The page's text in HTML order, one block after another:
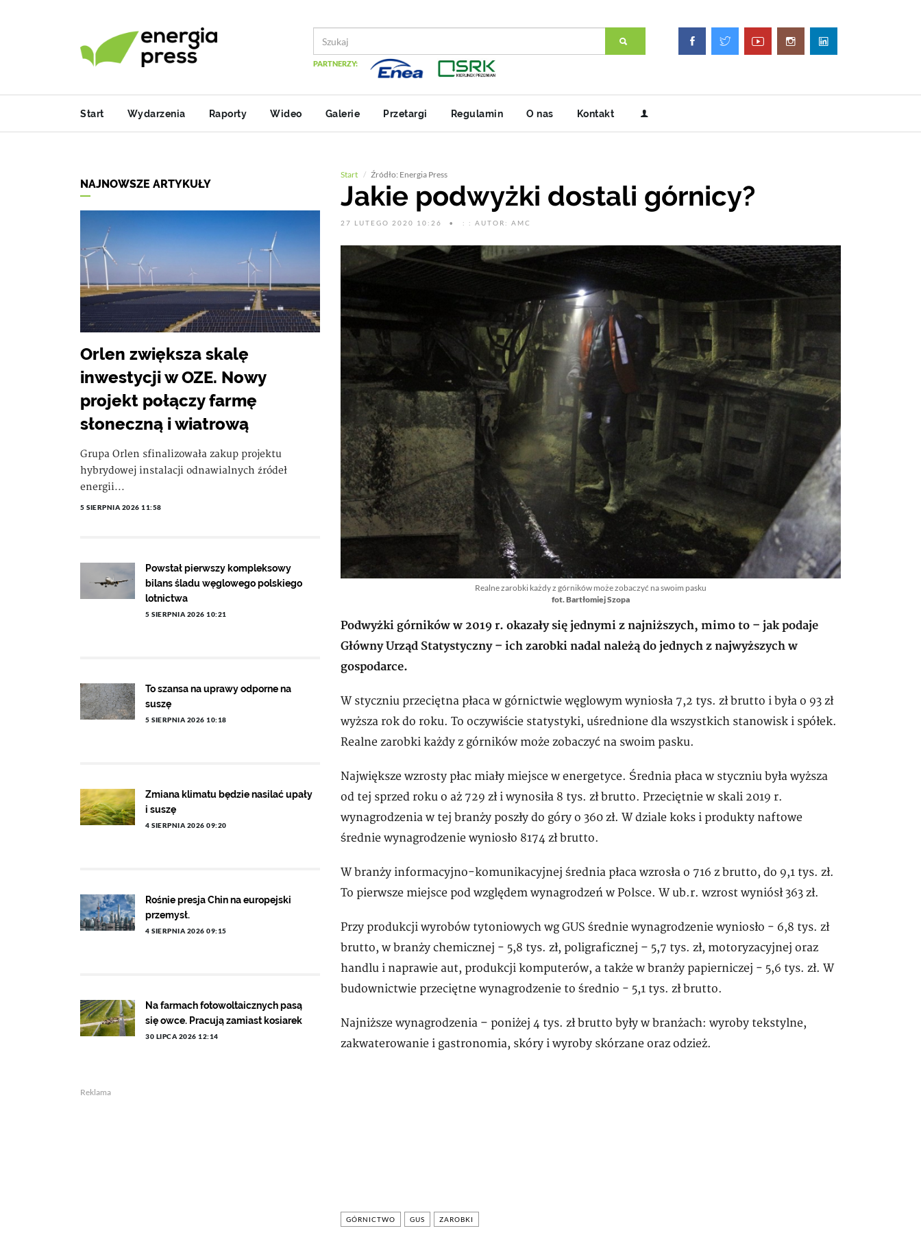
PARTNERZY:
Start Wydarzenia Raporty Wideo Galerie Przetargi Regulamin O nas Kontakt
Start Źródło: Energia Press
Jakie podwyżki dostali górnicy?
27 LUTEGO 2020 10:26 : : AUTOR: AMC
Realne zarobki każdy z górników może zobaczyć na swoim pasku
fot. Bartłomiej Szopa
Podwyżki górników w 2019 r. okazały się jednymi z najniższych, mimo to – jak podaje
Główny Urząd Statystyczny – ich zarobki nadal należą do jednych z najwyższych w
gospodarce.
W styczniu przeciętna płaca w górnictwie węglowym wyniosła 7,2 tys. zł brutto i była o 93 zł
wyższa rok do roku. To oczywiście statystyki, uśrednione dla wszystkich stanowisk i spółek.
Realne zarobki każdy z górników może zobaczyć na swoim pasku.
Największe wzrosty płac miały miejsce w energetyce. Średnia płaca w styczniu była wyższa
od tej sprzed roku o aż 729 zł i wynosiła 8 tys. zł brutto. Przeciętnie w skali 2019 r.
wynagrodzenia w tej branży poszły do góry o 360 zł. W dziale koks i produkty naftowe
średnie wynagrodzenie wyniosło 8174 zł brutto.
W branży informacyjno-komunikacyjnej średnia płaca wzrosła o 716 z brutto, do 9,1 tys. zł.
To pierwsze miejsce pod względem wynagrodzeń w Polsce. W ub.r. wzrost wyniósł 363 zł.
Przy produkcji wyrobów tytoniowych wg GUS średnie wynagrodzenie wyniosło - 6,8 tys. zł
brutto, w branży chemicznej - 5,8 tys. zł, poligraficznej – 5,7 tys. zł, motoryzacyjnej oraz
handlu i naprawie aut, produkcji komputerów, a także w branży papierniczej - 5,6 tys. zł. W
budownictwie przeciętne wynagrodzenie to średnio - 5,1 tys. zł brutto.
Najniższe wynagrodzenia – poniżej 4 tys. zł brutto były w branżach: wyroby tekstylne,
zakwaterowanie i gastronomia, skóry i wyroby skórzane oraz odzież.
GÓRNICTWO GUS ZAROBKI
NAJNOWSZE ARTYKUŁY
Orlen zwiększa skalę
inwestycji w OZE. Nowy
projekt połączy farmę
słoneczną i wiatrową
Grupa Orlen sfinalizowała zakup projektu
hybrydowej instalacji odnawialnych źródeł
energii...
5 SIERPNIA 2026 11:58
Powstał pierwszy kompleksowy
bilans śladu węglowego polskiego
lotnictwa
5 SIERPNIA 2026 10:21
To szansa na uprawy odporne na
suszę
5 SIERPNIA 2026 10:18
Zmiana klimatu będzie nasilać upały
i suszę
4 SIERPNIA 2026 09:20
Rośnie presja Chin na europejski
przemysł.
4 SIERPNIA 2026 09:15
Na farmach fotowoltaicznych pasą
się owce. Pracują zamiast kosiarek
30 LIPCA 2026 12:14
Reklama